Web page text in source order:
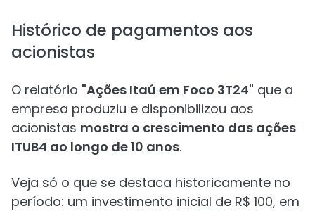
Histórico de pagamentos aos
acionistas
O relatório "Ações Itaú em Foco 3T24" que a
empresa produziu e disponibilizou aos
acionistas mostra o crescimento das ações
ITUB4 ao longo de 10 anos.
Veja só o que se destaca historicamente no
período: um investimento inicial de R$ 100, em